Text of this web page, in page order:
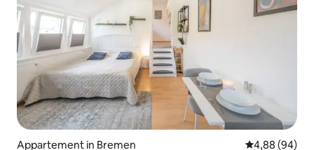
Appartement in Bremen Gemiddelde
4,88 (94)